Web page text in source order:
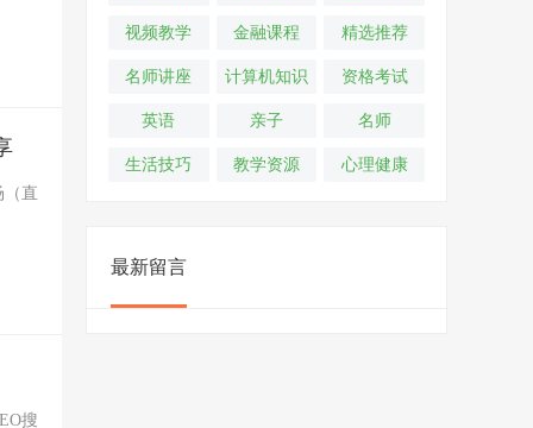
（直
搜
视频教学 金融课程 精选推荐
名师讲座 计算机知识 资格考试
英语 亲子 名师
生活技巧 教学资源 心理健康
最新留言